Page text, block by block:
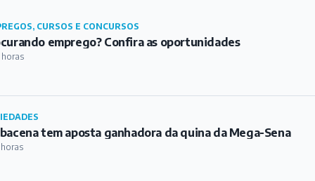
do Ministério Público